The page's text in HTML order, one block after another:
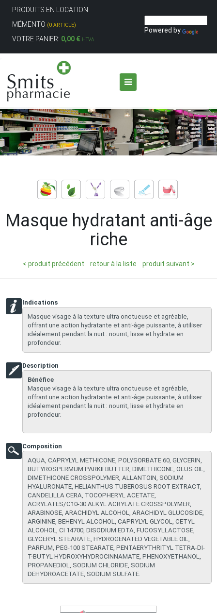
Aller au contenu
PRODUITS EN LOCATION
MÉMENTO (0 ARTICLE)
VOTRE PANIER: 0,00 € HTVA
Masque hydratant anti-âge
riche
< produit précédent retour à la liste produit suivant >
Indications
Masque visage à la texture ultra onctueuse et agréable,
offrant une action hydratante et anti-âge puissante, à utiliser
idéalement pendant la nuit : nourrit, lisse et hydrate en
profondeur.
Description
Bénéfice
Masque visage à la texture ultra onctueuse et agréable,
offrant une action hydratante et anti-âge puissante, à utiliser
idéalement pendant la nuit : nourrit, lisse et hydrate en
profondeur.
Composition
AQUA, CAPRYLYL METHICONE, POLYSORBATE 60, GLYCERIN,
BUTYROSPERMUM PARKII BUTTER, DIMETHICONE, OLUS OIL,
DIMETHICONE CROSSPOLYMER, ALLANTOIN, SODIUM
HYALURONATE, HELIANTHUS TUBEROSUS ROOT EXTRACT,
CANDELILLA CERA, TOCOPHERYL ACETATE,
ACRYLATES/C10-30 ALKYL ACRYLATE CROSSPOLYMER,
ARABINOSE, ARACHIDYL ALCOHOL, ARACHIDYL GLUCOSIDE,
ARGININE, BEHENYL ALCOHOL, CAPRYLYL GLYCOL, CETYL
ALCOHOL, CI 14700, DISODIUM EDTA, FUCOSYLLACTOSE,
GLYCERYL STEARATE, HYDROGENATED VEGETABLE OIL,
PARFUM, PEG-100 STEARATE, PENTAERYTHRITYL TETRA-DI-
T-BUTYL HYDROXYHYDROCINNAMATE, PHENOXYETHANOL,
PROPANEDIOL, SODIUM CHLORIDE, SODIUM
DEHYDROACETATE, SODIUM SULFATE.
Powered by